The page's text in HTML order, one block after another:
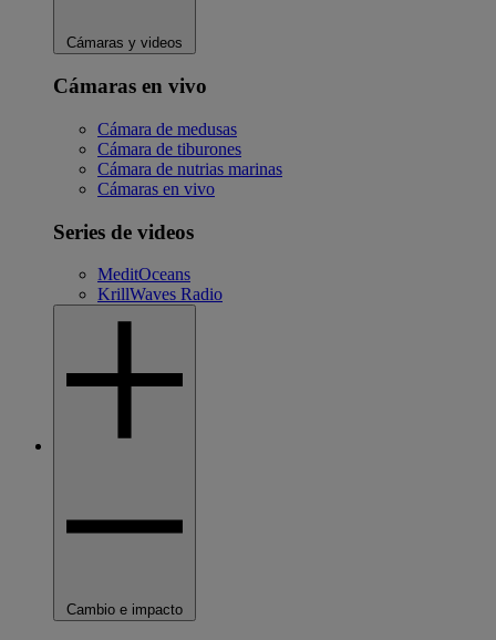
Cámaras y videos
Cámaras en vivo
Cámara de medusas
Cámara de tiburones
Cámara de nutrias marinas
Cámaras en vivo
Series de videos
MeditOceans
KrillWaves Radio
Cambio e impacto